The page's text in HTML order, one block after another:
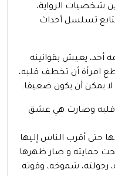
شخصيات الرواية،
تسلسل أحداث
أحد، يعيش بقوانينه
امرأة أن تخطف قلبه،
يمكن أن يكون ضعيفا.
قلبه وصارت هي عشق
حتى أقرب الناس إليها
حمايته و صار ظهرها
شموخه، وقوته.